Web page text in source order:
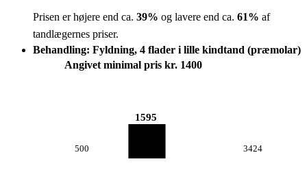
Prisen er højere end ca. 39% og lavere end ca. 61% af
tandlægernes priser.
Behandling: Fyldning, 4 flader i lille kindtand (præmolar)
Angivet minimal pris kr. 1400
500
1595
3424